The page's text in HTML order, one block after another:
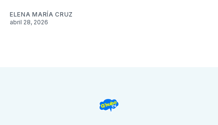
ELENA MARÍA CRUZ
abril 28, 2026